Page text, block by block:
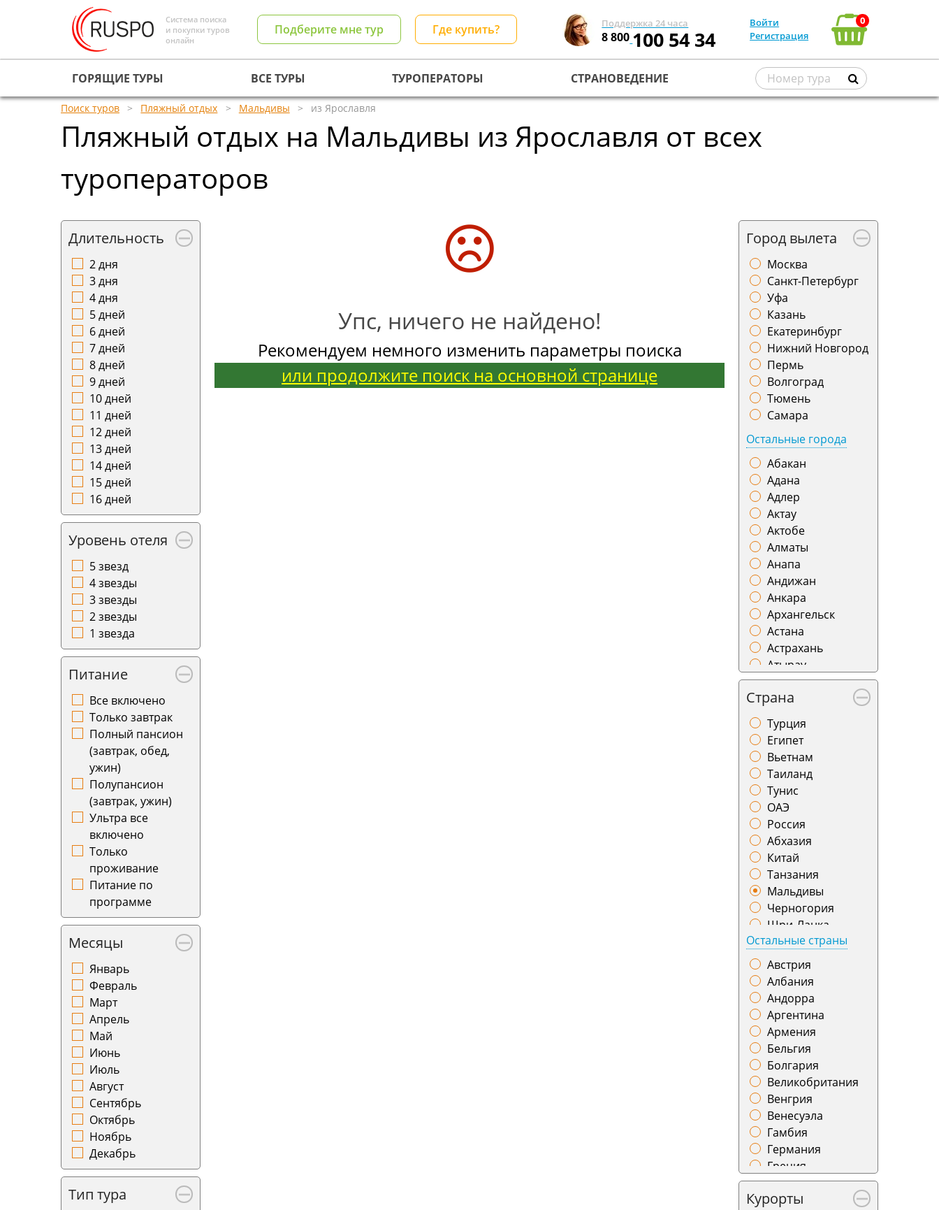
Система поиска
и покупки туров
онлайн
Подберите мне тур Где купить? Поддержка 24 часа
8 800100 54 34
Войти
Регистрация
0
ГОРЯЩИЕ ТУРЫ ВСЕ ТУРЫ ТУРОПЕРАТОРЫ СТРАНОВЕДЕНИЕ
Поиск туров Пляжный отдых Мальдивы из Ярославля
Пляжный отдых на Мальдивы из Ярославля от всех
туроператоров
Длительность
2 дня
3 дня
4 дня
5 дней
6 дней
7 дней
8 дней
9 дней
10 дней
11 дней
12 дней
13 дней
14 дней
15 дней
16 дней
Уровень отеля
5 звезд
4 звезды
3 звезды
2 звезды
1 звезда
Питание
Все включено
Только завтрак
Полный пансион
(завтрак, обед,
ужин)
Полупансион
(завтрак, ужин)
Ультра все
включено
Только
проживание
Питание по
программе
Месяцы
Январь
Февраль
Март
Апрель
Май
Июнь
Июль
Август
Сентябрь
Октябрь
Ноябрь
Декабрь
Тип тура
Город вылета
Москва
Санкт-Петербург
Уфа
Казань
Екатеринбург
Нижний Новгород
Пермь
Волгоград
Тюмень
Самара
Остальные города
Абакан
Адана
Адлер
Актау
Актобе
Алматы
Анапа
Андижан
Анкара
Архангельск
Астана
Астрахань
Атырау
Баку
Барнаул
Бишкек
Благовещенск
Бодрум
Братск
Брест
Бугульма
Бухара
Варшава
Великий Устюг
Витебск
Владивосток
Владикавказ
Воронеж
Геленджик
Гомель
Горно-Алтайск
Грозный
Гянджа
Даламан
Душанбе
Ереван
Иваново
Ижевск
Измир
Иркутск
Йошкар-Ола
Калининград
Калуга
Страна
Турция
Египет
Вьетнам
Таиланд
Тунис
ОАЭ
Россия
Абхазия
Китай
Танзания
Мальдивы
Черногория
Шри-Ланка
Индонезия
Грузия
Азербайджан
Индия
Бахрейн
Беларусь
Марокко
Остальные страны
Австрия
Албания
Андорра
Аргентина
Армения
Бельгия
Болгария
Великобритания
Венгрия
Венесуэла
Гамбия
Германия
Греция
Дания
Доминикана
Курорты
Упс, ничего не найдено!
Рекомендуем немного изменить параметры поиска
или продолжите поиск на основной странице